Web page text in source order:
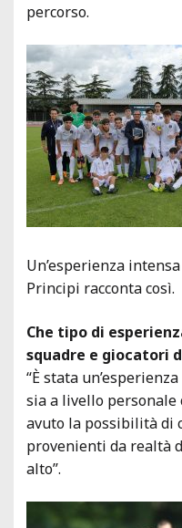
percorso.
Un’esperienza
Principi racconta così.
Che tipo di
squadre e giocatori
“È stata
sia a livello personale
avuto la possibilità di
provenienti da realtà
alto”.